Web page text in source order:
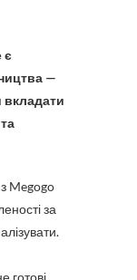
є
—
Megogo
за
готові